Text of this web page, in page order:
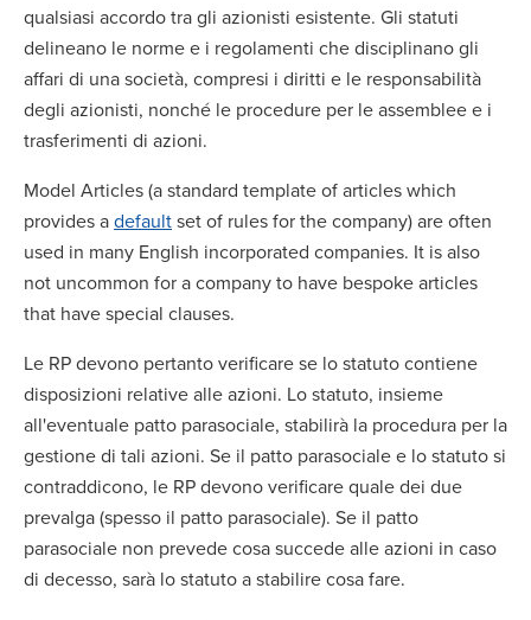
qualsiasi accordo tra gli azionisti esistente. Gli statuti
delineano le norme e i regolamenti che disciplinano gli
affari di una società, compresi i diritti e le responsabilità
degli azionisti, nonché le procedure per le assemblee e i
trasferimenti di azioni.
Model Articles (a standard template of articles which
provides adefaultset of rules for the company) are often
used in many English incorporated companies. It is also
not uncommon for a company to have bespoke articles
that have special clauses.
Le RP devono pertanto verificare se lo statuto contiene
disposizioni relative alle azioni. Lo statuto, insieme
all'eventuale patto parasociale, stabilirà la procedura per la
gestione di tali azioni. Se il patto parasociale e lo statuto si
contraddicono, le RP devono verificare quale dei due
prevalga (spesso il patto parasociale). Se il patto
parasociale non prevede cosa succede alle azioni in caso
di decesso, sarà lo statuto a stabilire cosa fare.